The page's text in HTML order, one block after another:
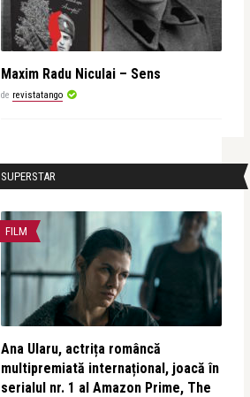
Maxim Radu Niculai – Sens
de revistatango
SUPERSTAR
FILM
Ana Ularu, actrița româncă
multipremiată internațional, joacă în
serialul nr. 1 al Amazon Prime, The